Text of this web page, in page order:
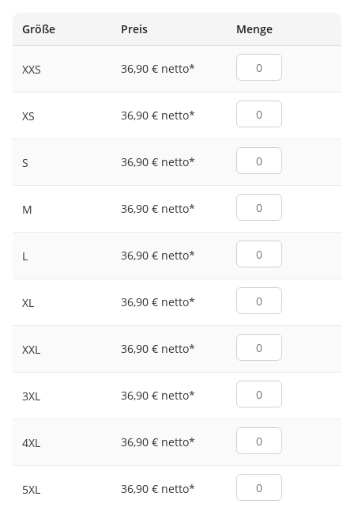
Größe
Preis Menge
XXS 36,90 € netto*
XS 36,90 € netto*
S 36,90 € netto*
M 36,90 € netto*
L 36,90 € netto*
XL 36,90 € netto*
XXL 36,90 € netto*
3XL 36,90 € netto*
4XL 36,90 € netto*
5XL 36,90 € netto*